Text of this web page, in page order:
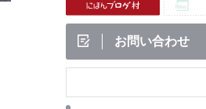
お問い合わせ